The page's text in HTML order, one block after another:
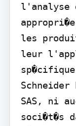
l'analyse
les
leur
SAS, ni
soci�t�s